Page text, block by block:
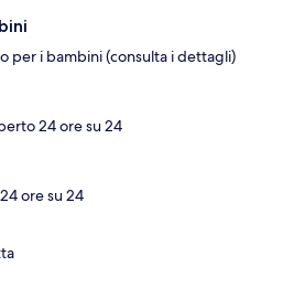
per i bambini (consulta i dettagli)
24 ore su 24
ore su 24